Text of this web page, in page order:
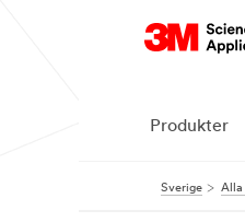
Produkter
Sverige Alla